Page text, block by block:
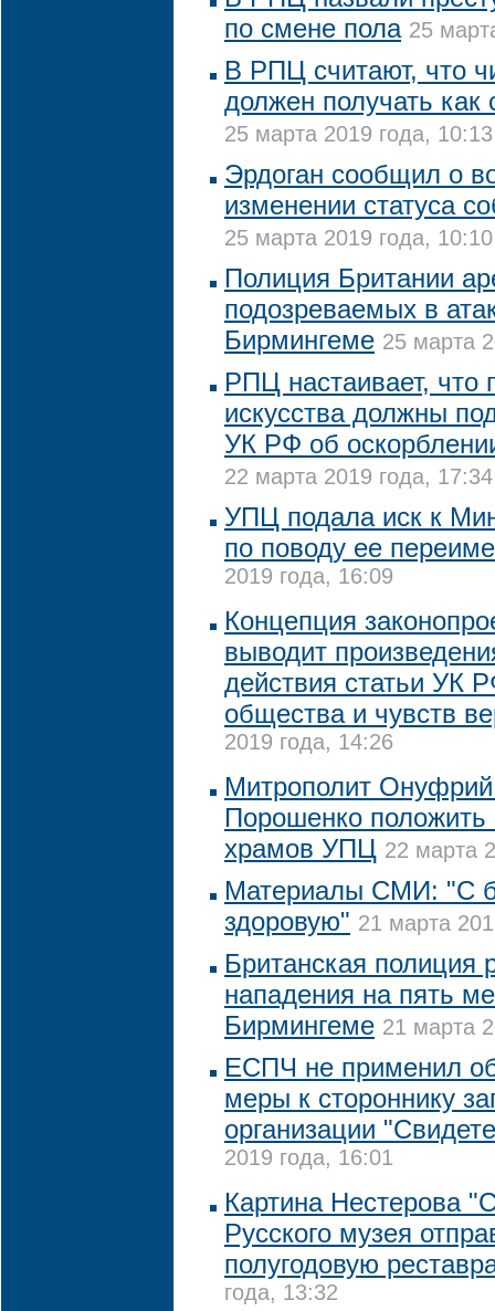
по смене пола 25
В РПЦ считают, что
должен получать как
25 марта 2019 года, 10:13
Эрдоган сообщил о
изменении статуса
25 марта 2019 года, 10:10
Полиция Британии
подозреваемых в
Бирмингеме 25 марта
РПЦ настаивает, что
искусства должны
УК РФ об
22 марта 2019 года, 17:34
УПЦ подала иск к
по поводу ее
2019 года, 16:09
Концепция
выводит
действия статьи УК
общества и чувств
2019 года, 14:26
Митрополит
Порошенко положить
храмов УПЦ 22 марта
Материалы СМИ: "С
здоровую" 21 марта
Британская полиция
нападения на пять
Бирмингеме 21 марта
ЕСПЧ не применил
меры к стороннику
организации
2019 года, 16:01
Картина Нестерова
Русского музея
полугодовую
года, 13:32